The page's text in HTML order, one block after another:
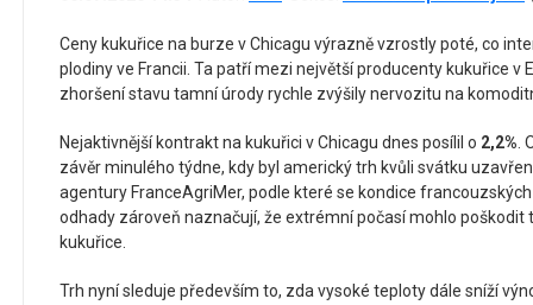
Ceny kukuřice na burze v Chicagu výrazně vzrostly poté, co
plodiny ve Francii. Ta patří mezi největší producenty kukuřice v
zhoršení stavu tamní úrody rychle zvýšily nervozitu na
Nejaktivnější kontrakt na kukuřici v Chicagu dnes posílil o 2,2%.
závěr minulého týdne, kdy byl americký trh kvůli svátku
agentury FranceAgriMer, podle které se kondice
odhady zároveň naznačují, že extrémní počasí mohlo poškodit
kukuřice.
Trh nyní sleduje především to, zda vysoké teploty dále sníží